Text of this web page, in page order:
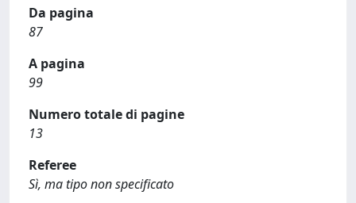
Da pagina
87
A pagina
99
Numero totale di pagine
13
Referee
Sì, ma tipo non specificato